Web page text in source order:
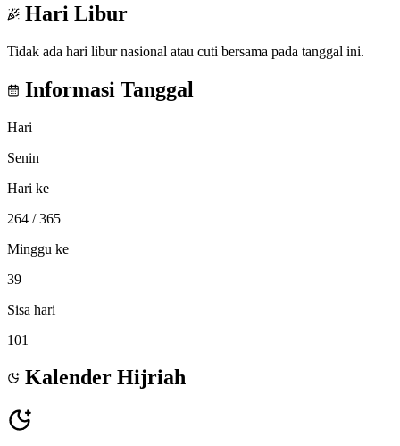
Hari Libur
Tidak ada hari libur nasional atau cuti bersama pada tanggal ini.
Informasi Tanggal
Hari
Senin
Hari ke
264 / 365
Minggu ke
39
Sisa hari
101
Kalender Hijriah